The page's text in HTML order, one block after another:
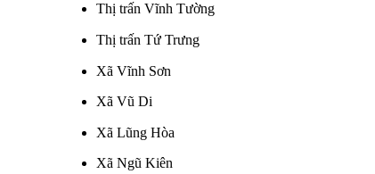
Thị trấn Vĩnh Tường
Thị trấn Tứ Trưng
Xã Vĩnh Sơn
Xã Vũ Di
Xã Lũng Hòa
Xã Ngũ Kiên